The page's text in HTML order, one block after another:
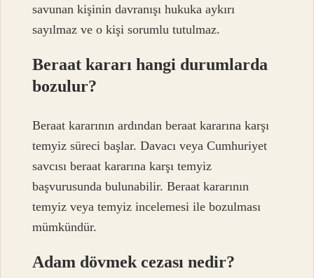
savunan kişinin davranışı hukuka aykırı
sayılmaz ve o kişi sorumlu tutulmaz.
Beraat kararı hangi durumlarda
bozulur?
Beraat kararının ardından beraat kararına karşı
temyiz süreci başlar. Davacı veya Cumhuriyet
savcısı beraat kararına karşı temyiz
başvurusunda bulunabilir. Beraat kararının
temyiz veya temyiz incelemesi ile bozulması
mümkündür.
Adam dövmek cezası nedir?